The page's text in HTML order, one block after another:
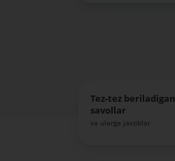
Tez-tez beriladigan
savollar
va ularga javoblar